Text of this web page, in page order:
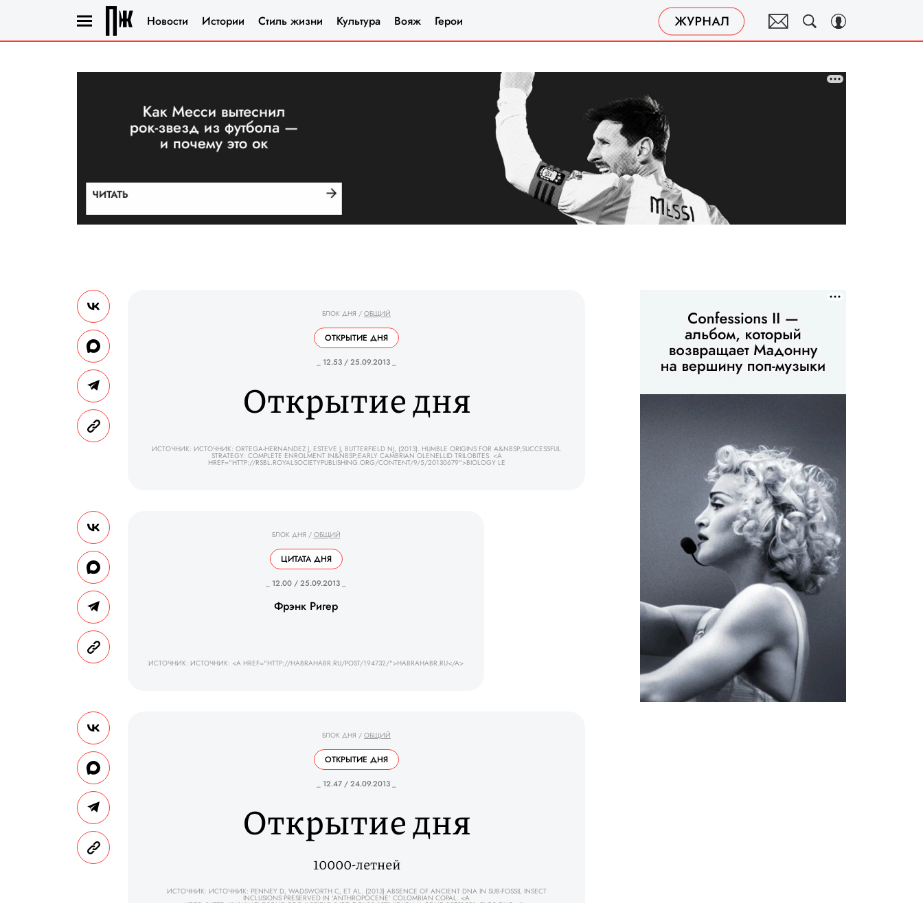
Новости Истории Стиль жизни Культура Вояж Герои
БЛОК ДНЯ / ОБЩИЙ
ОТКРЫТИЕ ДНЯ
_ 12.53 / 25.09.2013 _
Открытие дня
ИСТОЧНИК: ИСТОЧНИК: ORTEGA-HERNANDEZ J, ESTEVE J, BUTTERFIELD NJ, (2013). HUMBLE ORIGINS FOR A&NBSP;SUCCESSFUL
STRATEGY: COMPLETE ENROLMENT IN&NBSP;EARLY CAMBRIAN OLENELLID TRILOBITES. <A
HREF="HTTP://RSBL.ROYALSOCIETYPUBLISHING.ORG/CONTENT/9/5/20130679">BIOLOGY LE
БЛОК ДНЯ / ОБЩИЙ
ЦИТАТА ДНЯ
_ 12.00 / 25.09.2013 _
Фрэнк Ригер
ИСТОЧНИК: ИСТОЧНИК: <A HREF="HTTP://HABRAHABR.RU/POST/194732/">HABRAHABR.RU</A>
БЛОК ДНЯ / ОБЩИЙ
ОТКРЫТИЕ ДНЯ
_ 12.47 / 24.09.2013 _
Открытие дня
10000-летней
ИСТОЧНИК: ИСТОЧНИК: PENNEY D, WADSWORTH C, ET AL. (2013) ABSENCE OF ANCIENT DNA IN SUB-FOSSIL INSECT
INCLUSIONS PRESERVED IN ‘ANTHROPOCENE’ COLOMBIAN COPAL. <A
HREF="HTTP://WWW.PLOSONE.ORG/ARTICLE/INFO:DOI/10.1371/JOURNAL.PONE.0073150">PLOS ONE</A>